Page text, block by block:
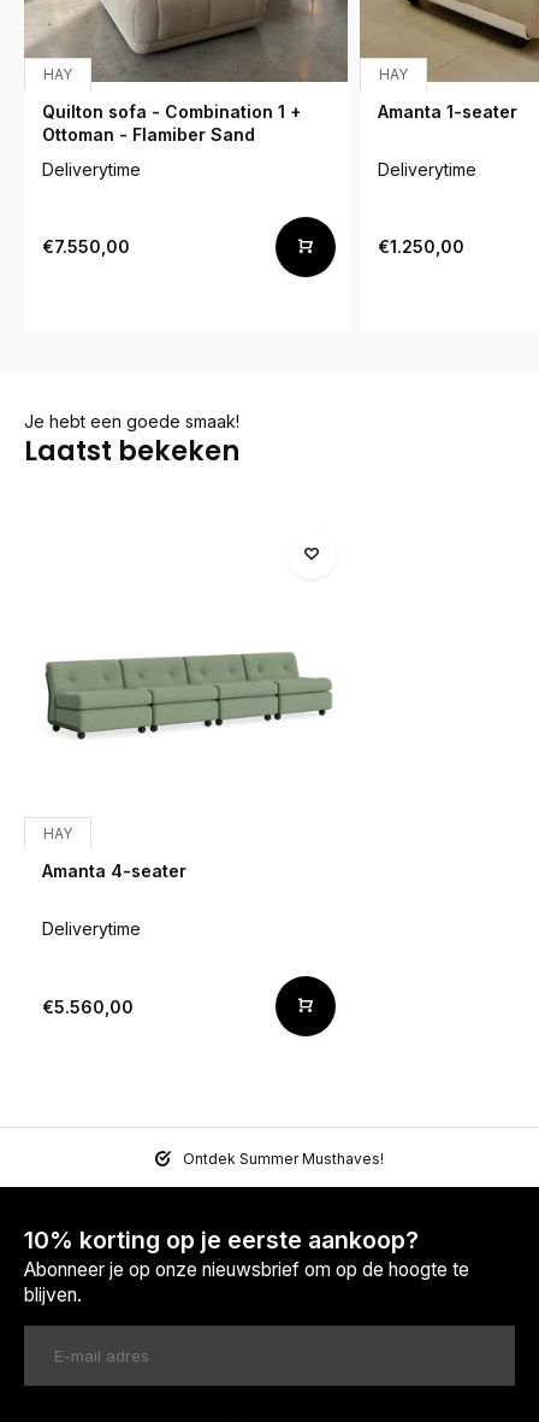
HAY
Quilton sofa - Combination 1 +
Ottoman - Flamiber Sand
Deliverytime
€7.550,00
HAY
Amanta 1-seater
Deliverytime
€1.250,00
Je hebt een goede smaak!
Laatst bekeken
HAY
Amanta 4-seater
Deliverytime
€5.560,00
Ontdek Summer Musthaves!
10% korting op je eerste aankoop?
Abonneer je op onze nieuwsbrief om op de hoogte te
blijven.